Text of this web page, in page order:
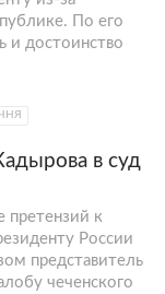
По его
и достоинство
в суд
претензий к
России
представитель
чеченского